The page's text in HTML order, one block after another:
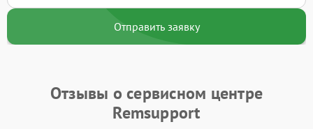
Отправить заявку
Отзывы о сервисном центре
Remsupport